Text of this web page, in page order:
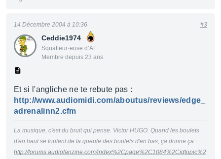
Ceddie1974
Squatteur·euse d’AF
Membre depuis 23 ans
14 Décembre 2004 à 10:36 #3
Et si l'angliche ne te rebute pas :
http://www.audiomidi.com/aboutus/reviews/edge_
adrenalinn2.cfm
La musique, c'est du bruit qui pense. Victor HUGO. Quand les boulets
d'en haut se foutent de la gueule des boulets d'en bas, ça donne ça :
http://forums.audiofanzine.com/index%2Cpage%2C1084%2Cidtopic%2